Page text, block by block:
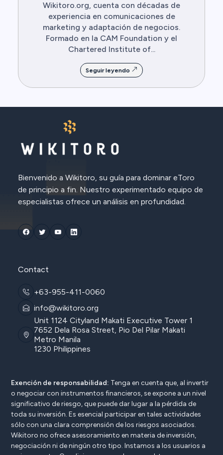
Wikitoro.org, cuenta con décadas de
experiencia en comunicaciones de
marketing y adaptación de negocios.
Formado en la CAM Foundation y el
Chartered Institute of...
Seguir leyendo
Bienvenido a Wikitoro, su guía para dominar eToro
de principio a fin. Nuestro experimentado equipo de
especialistas ofrece un análisis en profundidad.
Contact
+63-955-411-0060
info@wikitoro.org
Unit 1124 Cityland Makati Executive Tower 1
7652 Dela Rosa Street, Pio Del Pilar Makati
Metro Manila
1230 Philippines
Exención de responsabilidad: Tenga en cuenta que, al invertir
o negociar con instrumentos financieros, se expone a un nivel
significativo de riesgo, que puede dar lugar a la pérdida de
toda su inversión. Es esencial participar en tales actividades
sólo con una clara comprensión de los riesgos asociados.
Wikitoro no ofrece asesoramiento en materia de inversión,
negociación ni de ningún otro tipo. Instamos a los usuarios a